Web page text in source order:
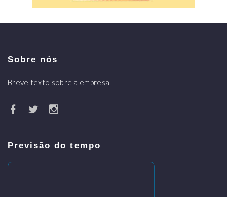
Sobre nós
Breve texto sobre a empresa
Previsão do tempo